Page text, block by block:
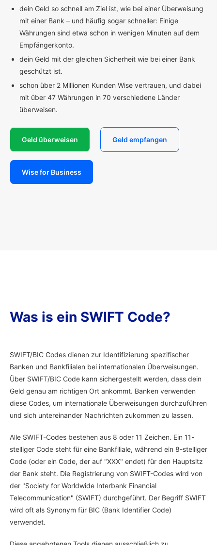
dein Geld so schnell am Ziel ist, wie bei einer Überweisung
mit einer Bank – und häufig sogar schneller: Einige
Währungen sind etwa schon in wenigen Minuten auf dem
Empfängerkonto.
dein Geld mit der gleichen Sicherheit wie bei einer Bank
geschützt ist.
schon über 2 Millionen Kunden Wise vertrauen, und dabei
mit über 47 Währungen in 70 verschiedene Länder
überweisen.
Geld überweisen Geld empfangen
Wise for Business
Was is ein SWIFT Code?
SWIFT/BIC Codes dienen zur Identifizierung spezifischer
Banken und Bankfilialen bei internationalen Überweisungen.
Über SWIFT/BIC Code kann sichergestellt werden, dass dein
Geld genau am richtigen Ort ankommt. Banken verwenden
diese Codes, um internationale Überweisungen durchzuführen
und sich untereinander Nachrichten zukommen zu lassen.
Alle SWIFT-Codes bestehen aus 8 oder 11 Zeichen. Ein 11-
stelliger Code steht für eine Bankfiliale, während ein 8-stelliger
Code (oder ein Code, der auf "XXX" endet) für den Hauptsitz
der Bank steht. Die Registrierung von SWIFT-Codes wird von
der "Society for Worldwide Interbank Financial
Telecommunication" (SWIFT) durchgeführt. Der Begriff SWIFT
wird oft als Synonym für BIC (Bank Identifier Code)
verwendet.